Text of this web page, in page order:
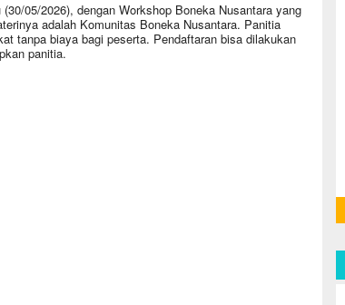
05/2026), dengan Workshop Boneka Nusantara yang
adalah Komunitas Boneka Nusantara. Panitia
tanpa biaya bagi peserta. Pendaftaran bisa dilakukan
panitia.